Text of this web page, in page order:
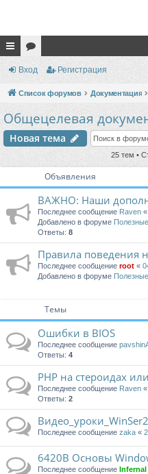
с
ы
и
ор
Вход Регистрация
Список форумов Документация
Общецелевая
Новая тема
25 тем •
Объявления
ВАЖНО: Наши
Последнее сообщение Raven «
Добавлено в форуме
Ответы: 8
Правила поведения
Последнее сообщение root «
Добавлено в форуме
Темы
Ошибки в BIOS
Последнее сообщение
Ответы: 4
PHP на стероидах
Последнее сообщение Raven «
Ответы: 2
Последнее сообщение zaka «
6420В Основы
Последнее сообщение Infernal